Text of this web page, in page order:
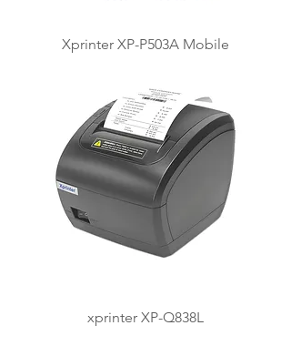
Xprinter XP-P503A Mobile
xprinter XP-Q838L